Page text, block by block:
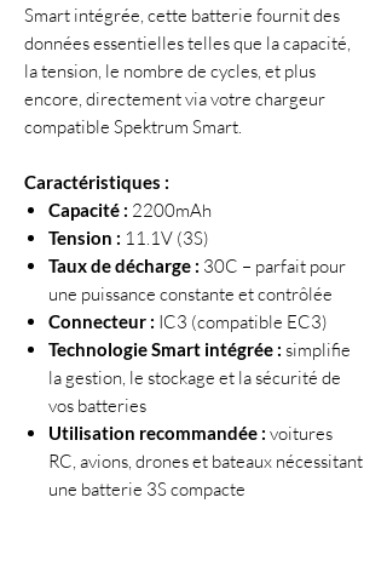
Smart intégrée, cette batterie fournit des
données essentielles telles que la capacité,
la tension, le nombre de cycles, et plus
encore, directement via votre chargeur
compatible Spektrum Smart.
Caractéristiques :
Capacité : 2200mAh
Tension : 11.1V (3S)
Taux de décharge : 30C – parfait pour
une puissance constante et contrôlée
Connecteur : IC3 (compatible EC3)
Technologie Smart intégrée : simplifie
la gestion, le stockage et la sécurité de
vos batteries
Utilisation recommandée : voitures
RC, avions, drones et bateaux nécessitant
une batterie 3S compacte